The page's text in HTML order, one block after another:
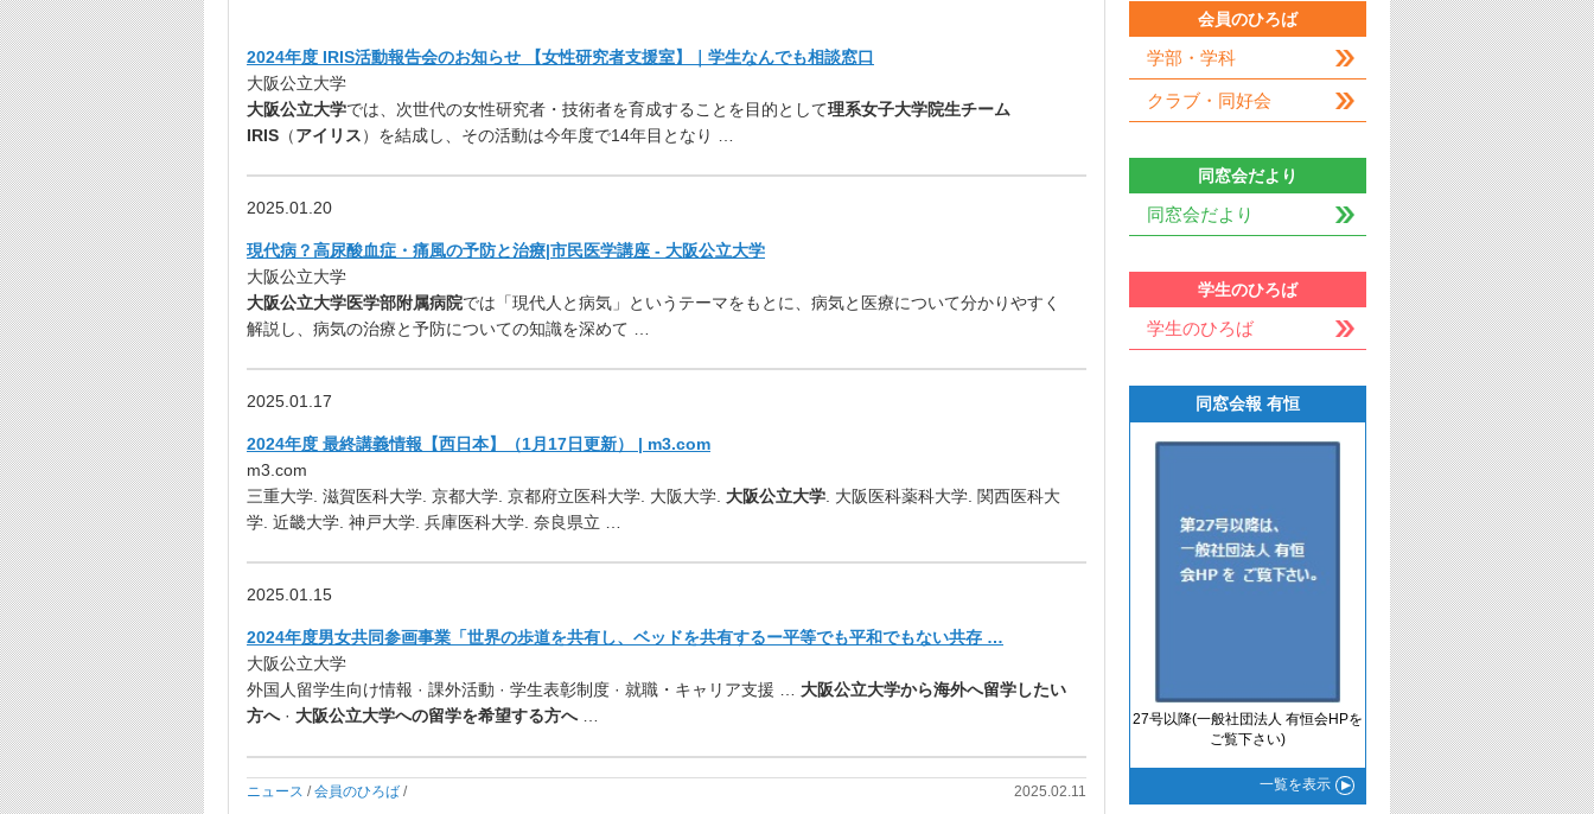
2024年度 IRIS活動報告会のお知らせ 【女性研究者支援室】｜学生なんでも相談窓口
大阪公立大学
大阪公立大学では、次世代の女性研究者・技術者を育成することを目的として理系女子大学院生チーム
IRIS （アイリス）を結成し、その活動は今年度で14年目となり …
2025.01.20
現代病？高尿酸血症・痛風の予防と治療|市民医学講座 - 大阪公立大学
大阪公立大学
大阪公立大学医学部附属病院では「現代人と病気」というテーマをもとに、病気と医療について分かりやすく
解説し、病気の治療と予防についての知識を深めて …
2025.01.17
2024年度 最終講義情報【西日本】（1月17日更新） | m3.com
m3.com
三重大学. 滋賀医科大学. 京都大学. 京都府立医科大学. 大阪大学. 大阪公立大学 . 大阪医科薬科大学. 関西医科大
学. 近畿大学. 神戸大学. 兵庫医科大学. 奈良県立 …
2025.01.15
2024年度男女共同参画事業「世界の歩道を共有し、ベッドを共有するー平等でも平和でもない共存 …
大阪公立大学
外国人留学生向け情報 · 課外活動 · 学生表彰制度 · 就職・キャリア支援 … 大阪公立大学から海外へ留学したい
方へ· 大阪公立大学への留学を希望する方へ…
ニュース /会員のひろば / 2025.02.11
会員のひろば
学部・学科
クラブ・同好会
同窓会だより
同窓会だより
学生のひろば
学生のひろば
同窓会報 有恒
27号以降(一般社団法人 有恒会HPを
ご覧下さい)
一覧を表示